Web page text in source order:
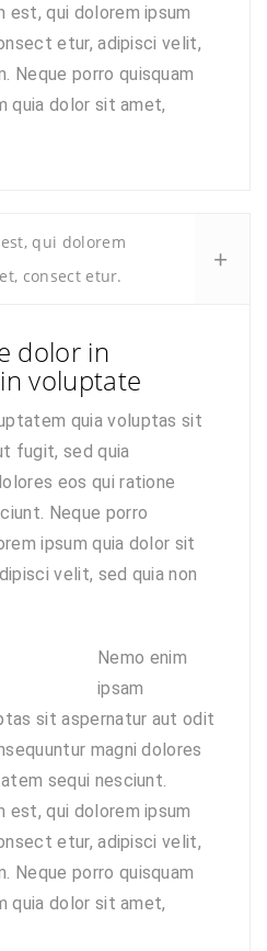
est, qui dolorem ipsum
etur, adipisci velit,
Neque porro quisquam
quia dolor sit amet,
qui dolorem
consect etur.
dolor in
voluptate
quia voluptas sit
fugit, sed quia
eos qui ratione
Neque porro
ipsum quia dolor sit
velit, sed quia non
Nemo enim
ipsam
sit aspernatur aut odit
magni dolores
sequi nesciunt.
est, qui dolorem ipsum
etur, adipisci velit,
Neque porro quisquam
quia dolor sit amet,